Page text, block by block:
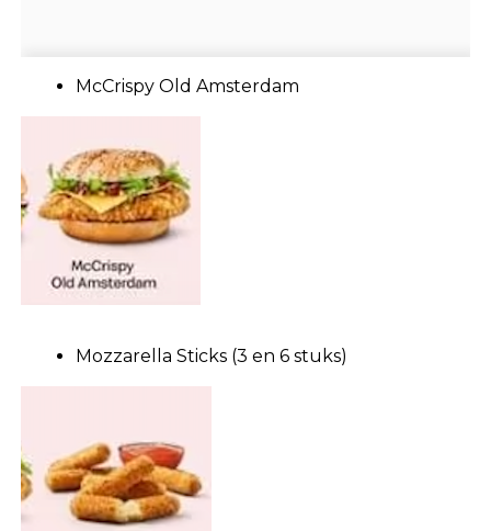
McCrispy Old Amsterdam
Mozzarella Sticks (3 en 6 stuks)